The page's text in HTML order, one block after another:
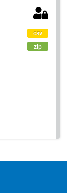
csv
zip